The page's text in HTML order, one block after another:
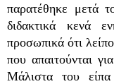
παρατέθηκε μετά
διδακτικά κενά
προσωπικά ότι
που απαιτούνται
Μάλιστα του είπα